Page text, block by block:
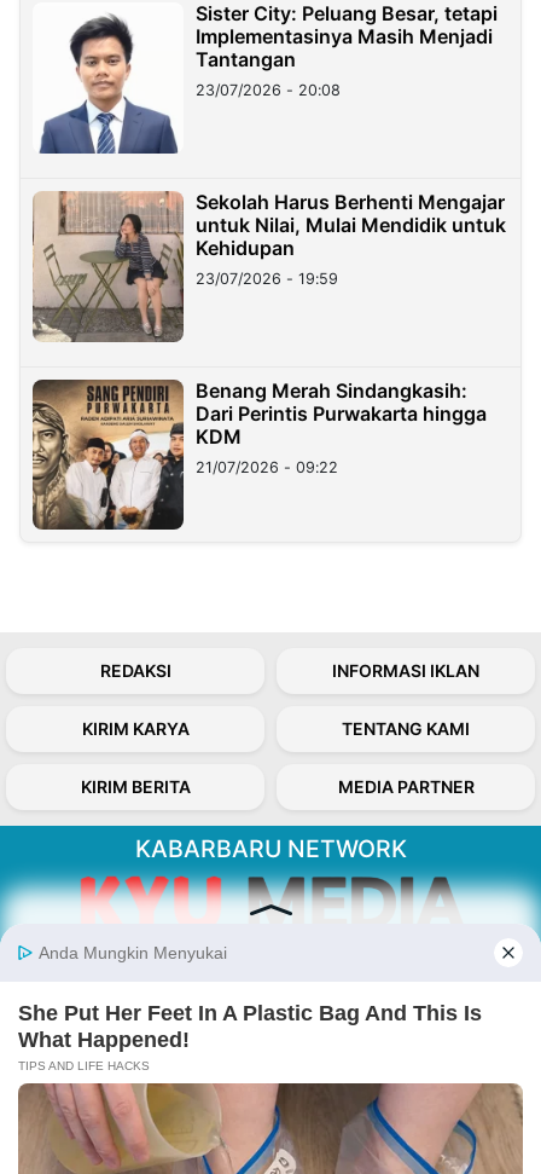
Sister City: Peluang Besar, tetapi
Implementasinya Masih Menjadi
Tantangan
23/07/2026 - 20:08
Sekolah Harus Berhenti Mengajar
untuk Nilai, Mulai Mendidik untuk
Kehidupan
23/07/2026 - 19:59
Benang Merah Sindangkasih:
Dari Perintis Purwakarta hingga
KDM
21/07/2026 - 09:22
REDAKSI INFORMASI IKLAN
KIRIM KARYA TENTANG KAMI
KIRIM BERITA MEDIA PARTNER
KABARBARU NETWORK
Kabarbaru.co menyajikan berita aktual dan
serta terverifikasi dari sumber yang tepat.
Follow Kabarbaru